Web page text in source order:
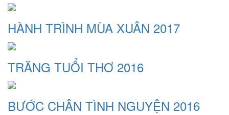
HÀNH TRÌNH MÙA XUÂN 2017
TRĂNG TUỔI THƠ 2016
BƯỚC CHÂN TÌNH NGUYỆN 2016